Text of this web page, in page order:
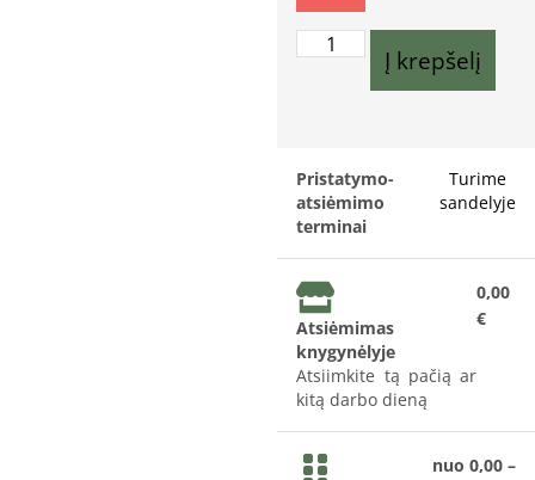
Į krepšelį
Pristatymo-
atsiėmimo
terminai
Turime
sandelyje
Atsiėmimas
knygynėlyje
Atsiimkite tą pačią ar
kitą darbo dieną
0,00
€
nuo 0,00 –